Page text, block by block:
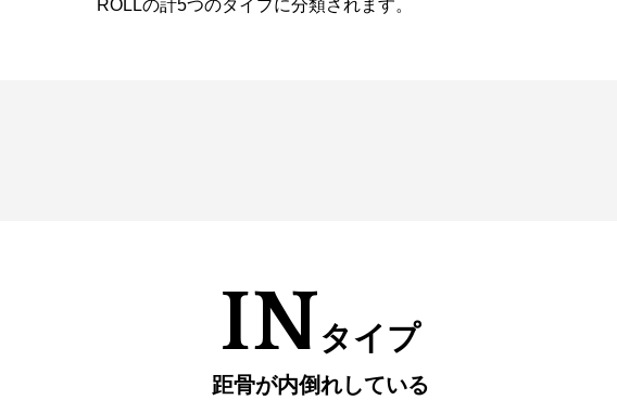
ROLLの計5つのタイプに分類されます。
INタイプ
距骨が内倒れしている